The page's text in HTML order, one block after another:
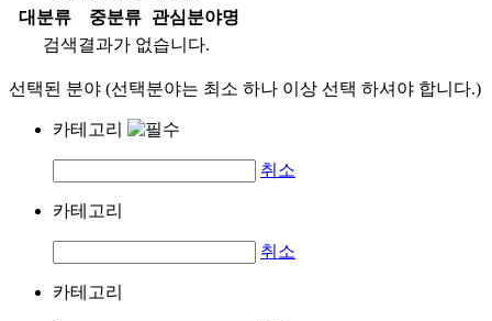
대분류
중분류
관심분야명
검색결과가 없습니다.
선택된 분야 (선택분야는 최소 하나 이상 선택 하셔야 합니다.)
카테고리
취소
카테고리
취소
카테고리